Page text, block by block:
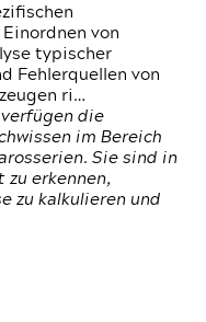
von
typischer
Fehlerquellen von
ri…
die
im Bereich
Sie sind in
zu erkennen,
zu kalkulieren und